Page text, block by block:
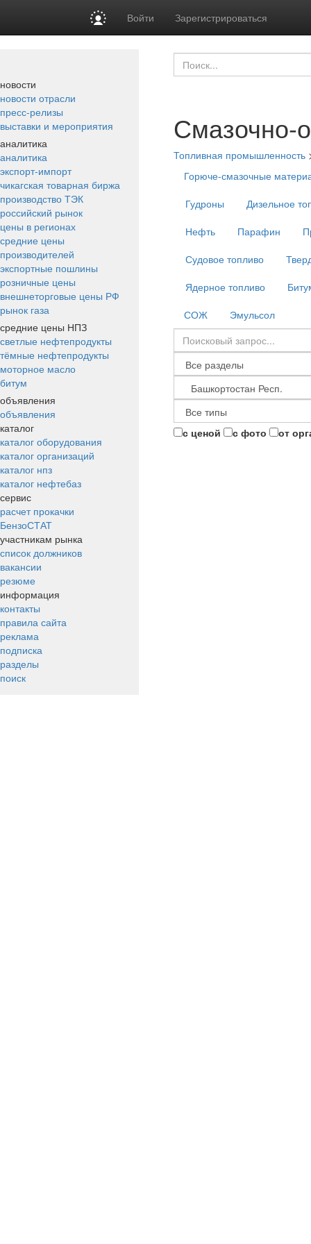
Войти Зарегистрироваться
новости
новости отрасли
пресс-релизы
выставки и мероприятия
аналитика
аналитика
экспорт-импорт
чикагская товарная биржа
производство ТЭК
российский рынок
цены в регионах
средние цены
производителей
экспортные пошлины
розничные цены
внешнеторговые цены РФ
рынок газа
средние цены НПЗ
светлые нефтепродукты
тёмные нефтепродукты
моторное масло
битум
объявления
объявления
каталог
каталог оборудования
каталог организаций
каталог нпз
каталог нефтебаз
сервис
расчет прокачки
БензоСТАТ
участникам рынка
список должников
вакансии
резюме
информация
контакты
правила сайта
реклама
подписка
разделы
поиск
Смазочно-
Топливная промышленность
Горюче-смазочные
Гудроны
Дизельное
Нефть
Парафин
Судовое топливо
Ядерное топливо
СОЖ
Эмульсол
с ценой с фото от